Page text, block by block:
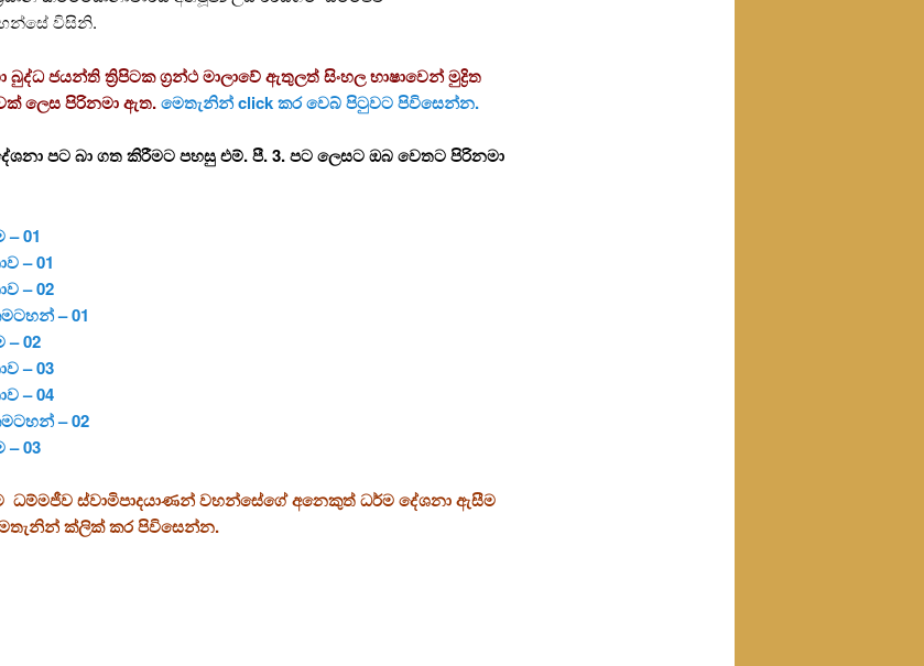
විසිනි.
ජයන්ති ත්‍රිපිටක ග්‍රන්ථ මාලාවේ ඇතුලත් සිංහල භාෂාවෙන් මුද්‍රිත
ලෙස පිරිනමා ඇත.මෙතැනින් click කර වෙබ් පිටුවට පිවිසෙන්න.
පට බා ගත කිරීමට පහසු එම්. පී. 3. පට ලෙසට ඔබ වෙතට පිරිනමා
– 01
– 01
– 02
– 01
– 02
– 03
– 04
– 02
– 03
ධම්මජීව ස්වාමිපාදයාණන් වහන්සේගේ අනෙකුත් ධර්ම දේශනා ඇසීම
ක්ලික් කර පිවිසෙන්න.